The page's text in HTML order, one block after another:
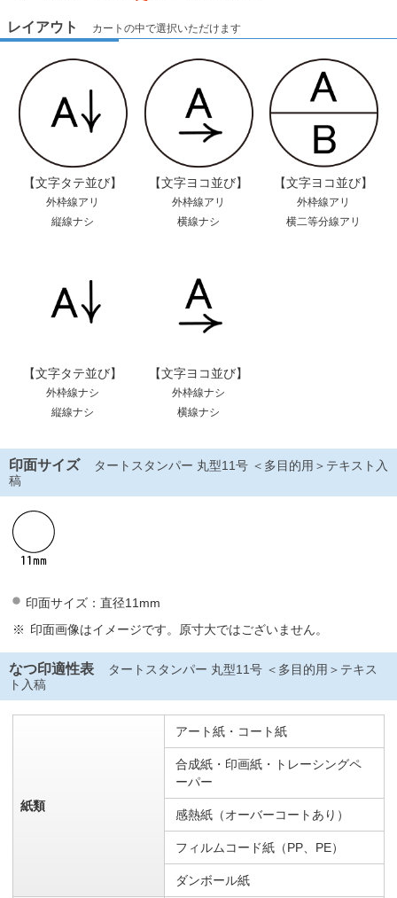
レイアウト カートの中で選択いただけます
【文字タテ並び】
外枠線アリ
縦線ナシ
【文字ヨコ並び】
外枠線アリ
横線ナシ
【文字ヨコ並び】
外枠線アリ
横二等分線アリ
【文字タテ並び】
外枠線ナシ
縦線ナシ
【文字ヨコ並び】
外枠線ナシ
横線ナシ
印面サイズ
タートスタンパー 丸型11号 ＜多目的用＞テキスト入
稿
印面サイズ：直径11mm
印面画像はイメージです。原寸大ではございません。
なつ印適性表
タートスタンパー 丸型11号 ＜多目的用＞テキス
ト入稿
紙類
アート紙・コート紙
合成紙・印画紙・トレーシングペ
ーパー
感熱紙（オーバーコートあり）
フィルムコード紙（PP、PE）
ダンボール紙